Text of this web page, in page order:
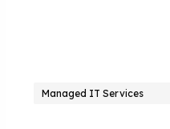
Managed IT Services